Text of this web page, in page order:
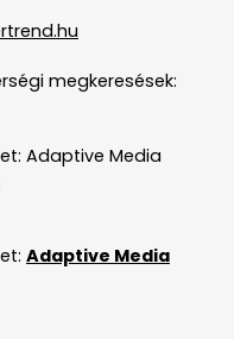
megkeresések:
Adaptive Media
Adaptive Media